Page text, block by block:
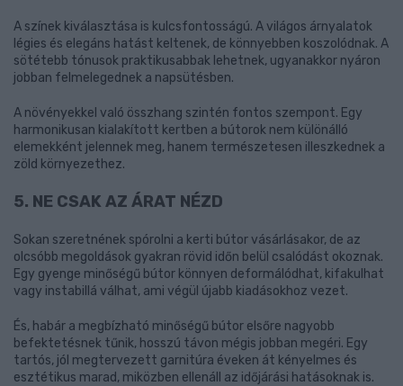
A színek kiválasztása is kulcsfontosságú. A világos árnyalatok
légies és elegáns hatást keltenek, de könnyebben koszolódnak. A
sötétebb tónusok praktikusabbak lehetnek, ugyanakkor nyáron
jobban felmelegednek a napsütésben.
A növényekkel való összhang szintén fontos szempont. Egy
harmonikusan kialakított kertben a bútorok nem különálló
elemekként jelennek meg, hanem természetesen illeszkednek a
zöld környezethez.
5. NE CSAK AZ ÁRAT NÉZD
Sokan szeretnének spórolni a kerti bútor vásárlásakor, de az
olcsóbb megoldások gyakran rövid időn belül csalódást okoznak.
Egy gyenge minőségű bútor könnyen deformálódhat, kifakulhat
vagy instabillá válhat, ami végül újabb kiadásokhoz vezet.
És, habár a megbízható minőségű bútor elsőre nagyobb
befektetésnek tűnik, hosszú távon mégis jobban megéri. Egy
tartós, jól megtervezett garnitúra éveken át kényelmes és
esztétikus marad, miközben ellenáll az időjárási hatásoknak is.